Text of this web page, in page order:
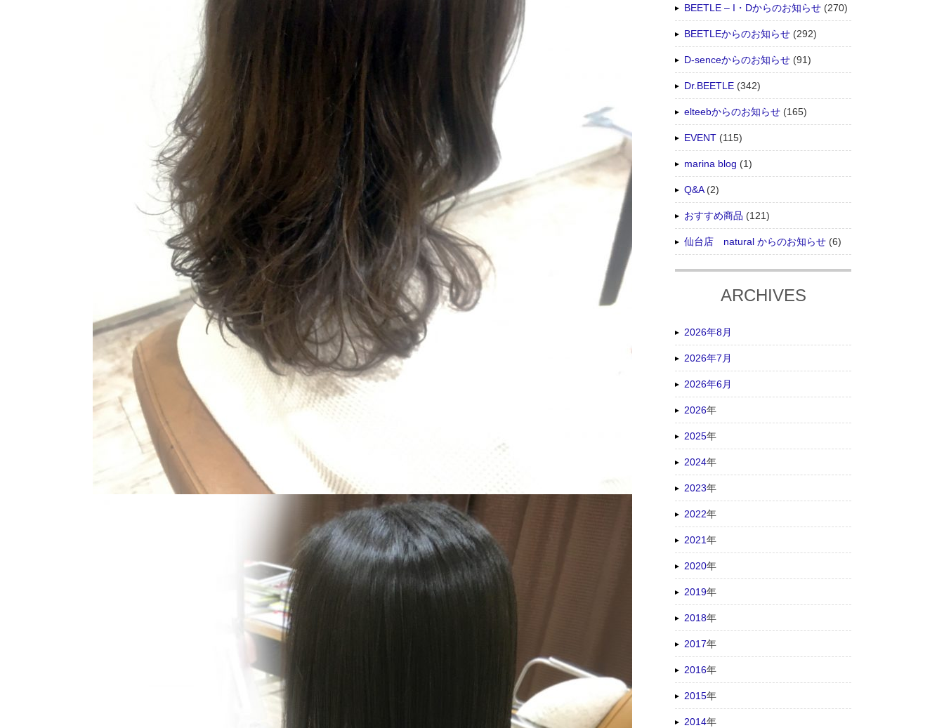
BEETLE – I・Dからのお知らせ (270)
BEETLEからのお知らせ (292)
D-senceからのお知らせ (91)
Dr.BEETLE (342)
elteebからのお知らせ (165)
EVENT (115)
marina blog (1)
Q&A(2)
おすすめ商品 (121)
仙台店 natural からのお知らせ (6)
ARCHIVES
2026年8月
2026年7月
2026年6月
2026年
2025年
2024年
2023年
2022年
2021年
2020年
2019年
2018年
2017年
2016年
2015年
2014年